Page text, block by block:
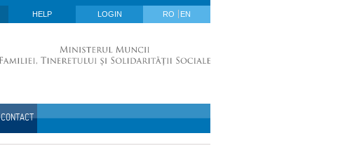
HELP LOGIN RO EN
CONTACT